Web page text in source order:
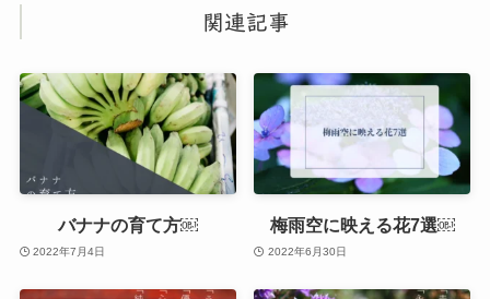
関連記事
バナナの育て方￼
2022年7月4日
梅雨空に映える花7選￼
2022年6月30日